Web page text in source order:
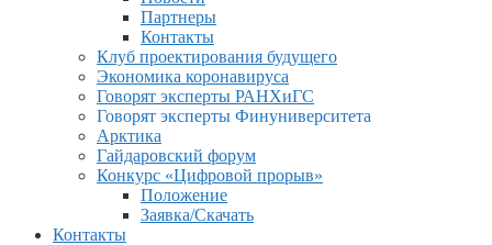
Партнеры
Контакты
Клуб проектирования будущего
Экономика коронавируса
Говорят эксперты РАНХиГС
Говорят эксперты Финуниверситета
Арктика
Гайдаровский форум
Конкурс «Цифровой прорыв»
Положение
Заявка/Скачать
Контакты